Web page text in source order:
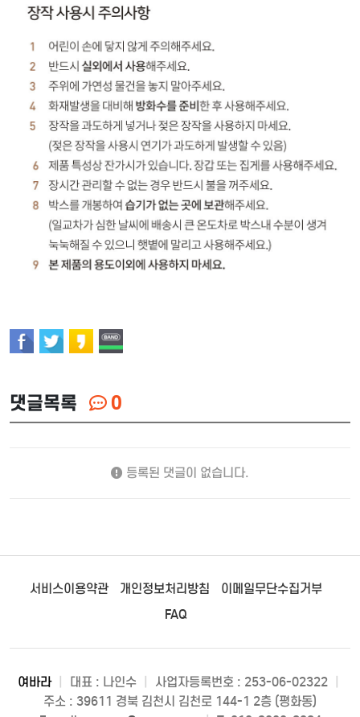
댓글목록 0
등록된 댓글이 없습니다.
서비스이용약관 개인정보처리방침
이메일무단수집거부
FAQ
여바라 대표 : 나인수 사업자등록번호 : 253-06-02322
주소 : 39611 경북 김천시 김천로 144-1 2층 (평화동)